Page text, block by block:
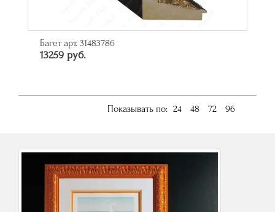
Багет арт. 31483786
13259 руб.
Показывать по: 24 48 72 96